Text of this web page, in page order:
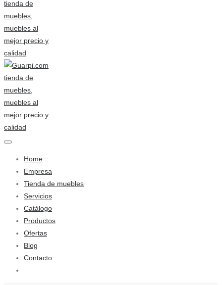
Home
Empresa
Tienda de muebles
Servicios
Catálogo
Productos
Ofertas
Blog
Contacto